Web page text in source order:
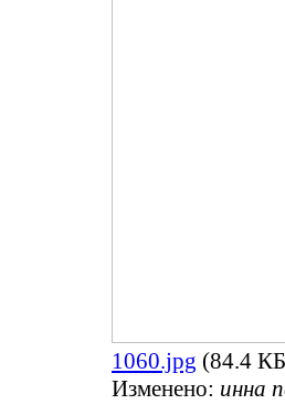
1060.jpg (84.4
Изменено: инна